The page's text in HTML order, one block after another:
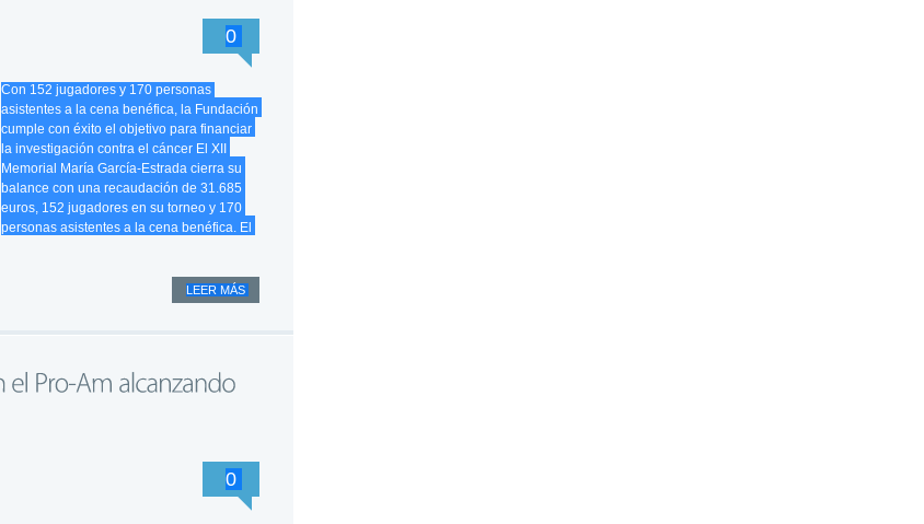
0
Con 152 jugadores y 170 personas
asistentes a la cena benéfica, la Fundación
cumple con éxito el objetivo para financiar
la investigación contra el cáncer El XII
Memorial María García-Estrada cierra su
balance con una recaudación de 31.685
euros, 152 jugadores en su torneo y 170
personas asistentes a la cena benéfica. El
LEER MÁS
0